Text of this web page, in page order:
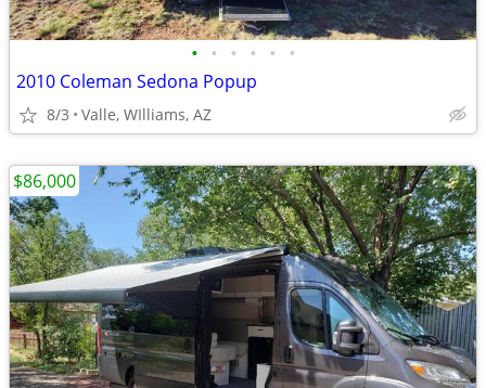
• • • • • •
2010 Coleman Sedona Popup
8/3 Valle, WIlliams, AZ
$86,000